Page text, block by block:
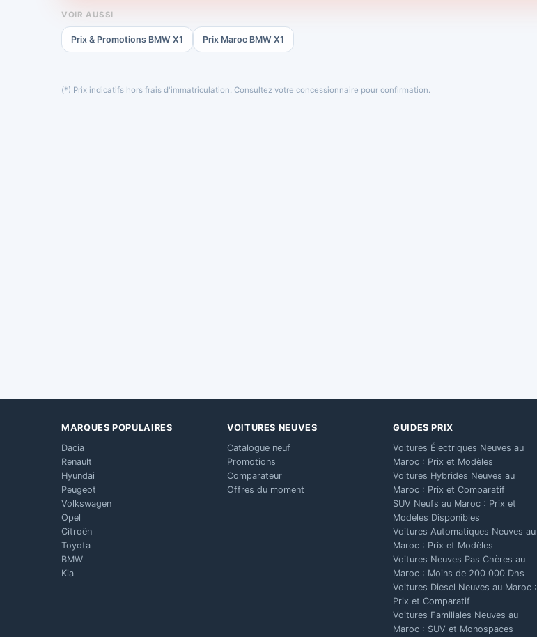
VOIR AUSSI
Prix & Promotions BMW X1 Prix Maroc BMW X1
(*) Prix indicatifs hors frais d'immatriculation. Consultez votre concessionnaire pour confirmation.
MARQUES POPULAIRES
Dacia
Renault
Hyundai
Peugeot
Volkswagen
Opel
Citroën
Toyota
BMW
Kia
VOITURES NEUVES
Catalogue neuf
Promotions
Comparateur
Offres du moment
GUIDES PRIX
Voitures Électriques Neuves au
Maroc : Prix et Modèles
Voitures Hybrides Neuves au
Maroc : Prix et Comparatif
SUV Neufs au Maroc : Prix et
Modèles Disponibles
Voitures Automatiques Neuves au
Maroc : Prix et Modèles
Voitures Neuves Pas Chères au
Maroc : Moins de 200 000 Dhs
Voitures Diesel Neuves au Maroc :
Prix et Comparatif
Voitures Familiales Neuves au
Maroc : SUV et Monospaces